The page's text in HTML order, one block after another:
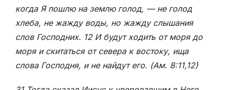
когда Я пошлю на землю голод, — не голод
хлеба, не жажду воды, но жажду слышания
слов Господних. 12 И будут ходить от моря до
моря и скитаться от севера к востоку, ища
слова Господня, и не найдут его. (Ам. 8:11,12)